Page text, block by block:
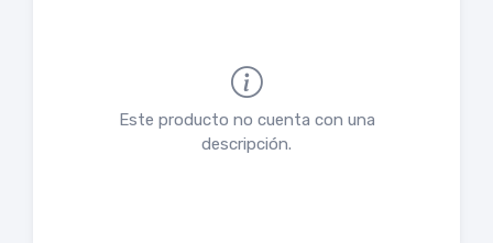
Este producto no cuenta con una
descripción.